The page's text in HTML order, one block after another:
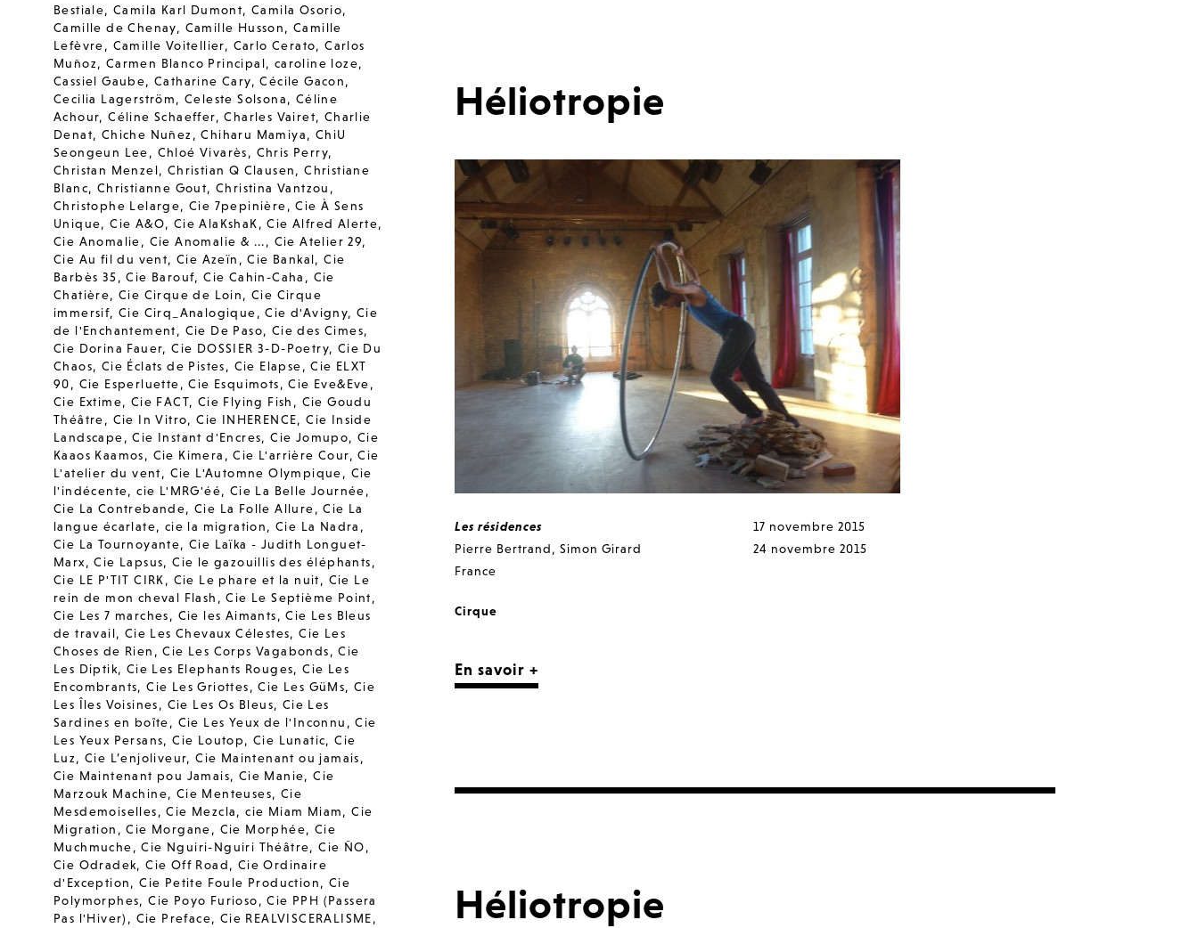
Bestiale,Camila Karl Dumont,Camila Osorio,
Camille de Chenay, Camille Husson,Camille
Lefèvre, Camille Voitellier, Carlo Cerato,Carlos
Muñoz, Carmen Blanco Principal, caroline loze,
Cassiel Gaube,Catharine Cary,Cécile Gacon,
Cecilia Lagerström,Celeste Solsona, Céline
Achour,Céline Schaeffer,Charles Vairet, Charlie
Denat, Chiche Nuñez ,Chiharu Mamiya, ChiU
Seongeun Lee, Chloé Vivarès, Chris Perry,
Christan Menzel, Christian Q Clausen,Christiane
Blanc, Christianne Gout,Christina Vantzou ,
Christophe Lelarge,Cie 7pepinière,Cie À Sens
Unique,Cie A&O, Cie AlaKshaK,Cie Alfred Alerte,
Cie Anomalie, Cie Anomalie & ..., Cie Atelier 29,
Cie Au fil du vent,Cie Azeïn ,Cie Bankal,Cie
Barbès 35,Cie Barouf,Cie Cahin-Caha , Cie
Chatière,Cie Cirque de Loin,Cie Cirque
immersif,Cie Cirq_Analogique,Cie d'Avigny,Cie
de l'Enchantement, Cie De Paso, Cie des Cimes,
Cie Dorina Fauer,Cie DOSSIER 3-D-Poetry, Cie Du
Chaos, Cie Éclats de Pistes, Cie Elapse,Cie ELXT
90, Cie Esperluette,Cie Esquimots,Cie Eve&Eve,
Cie Extime, Cie FACT, Cie Flying Fish , Cie Goudu
Théâtre, Cie In Vitro,Cie INHERENCE,Cie Inside
Landscape,Cie Instant d'Encres,Cie Jomupo,Cie
Kaaos Kaamos, Cie Kimera ,Cie L'arrière Cour,Cie
L'atelier du vent, Cie L'Automne Olympique, Cie
l'indécente,cie L'MRG'éé, Cie La Belle Journée,
Cie La Contrebande,Cie La Folle Allure,Cie La
langue écarlate, cie la migration,Cie La Nadra ,
Cie La Tournoyante,Cie Laïka - Judith Longuet-
Marx,Cie Lapsus,Cie le gazouillis des éléphants,
Cie LE P'TIT CIRK, Cie Le phare et la nuit, Cie Le
rein de mon cheval Flash ,Cie Le Septième Point,
Cie Les 7 marches, Cie les Aimants,Cie Les Bleus
de travail, Cie Les Chevaux Célestes,Cie Les
Choses de Rien ,Cie Les Corps Vagabonds,Cie
Les Diptik, Cie Les Elephants Rouges,Cie Les
Encombrants,Cie Les Griottes,Cie Les GüMs,Cie
Les Îles Voisines, Cie Les Os Bleus, Cie Les
Sardines en boîte, Cie Les Yeux de l'Inconnu ,Cie
Les Yeux Persans,Cie Loutop,Cie Lunatic,Cie
Luz,Cie L’enjoliveur,Cie Maintenant ou jamais,
Cie Maintenant pou Jamais, Cie Manie,Cie
Marzouk Machine, Cie Menteuses, Cie
Mesdemoiselles,Cie Mezcla,cie Miam Miam,Cie
Migration ,Cie Morgane, Cie Morphée, Cie
Muchmuche,Cie Nguiri-Nguiri Théâtre,Cie ÑO,
Cie Odradek,Cie Off Road, Cie Ordinaire
d'Exception,Cie Petite Foule Production, Cie
Polymorphes,Cie Poyo Furioso,Cie PPH (Passera
Pas l'Hiver) , Cie Preface, Cie REALVISCERALISME,
Héliotropie
Les résidences
Pierre Bertrand,Simon Girard
France
Cirque
17 novembre 2015
24 novembre 2015
En savoir +
Héliotropie